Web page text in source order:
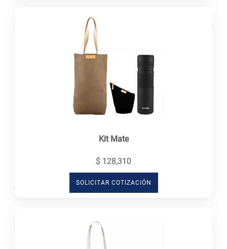
Kit Mate
$ 128,310
SOLICITAR COTIZACIÓN